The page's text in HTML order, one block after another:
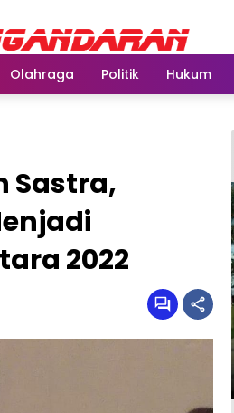
Olahraga Politik Hukum
Sastra,
2022